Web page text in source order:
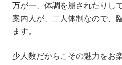
万が一、体調を崩されたりし
案内人が、二人体制なので、
ます。
少人数だからこその魅力をお